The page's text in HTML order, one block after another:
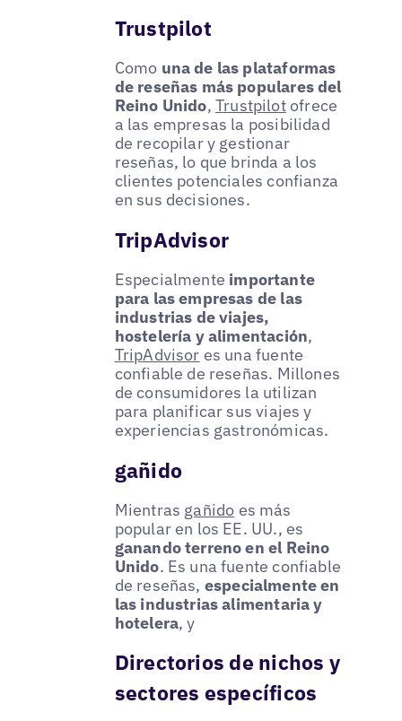
Trustpilot
Como una de las plataformas
de reseñas más populares del
Reino Unido, Trustpilotofrece
a las empresas la posibilidad
de recopilar y gestionar
reseñas, lo que brinda a los
clientes potenciales confianza
en sus decisiones.
TripAdvisor
Especialmente importante
para las empresas de las
industrias de viajes,
hostelería y alimentación,
TripAdvisor es una fuente
confiable de reseñas. Millones
de consumidores la utilizan
para planificar sus viajes y
experiencias gastronómicas.
gañido
Mientras gañido es más
popular en los EE. UU., es
ganando terreno en el Reino
Unido. Es una fuente confiable
de reseñas, especialmente en
las industrias alimentaria y
hotelera, y
Directorios de nichos y
sectores específicos